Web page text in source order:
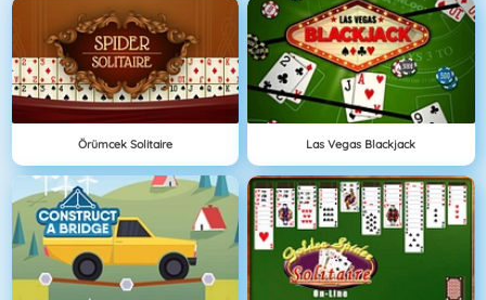
Örümcek Solitaire Las Vegas Blackjack